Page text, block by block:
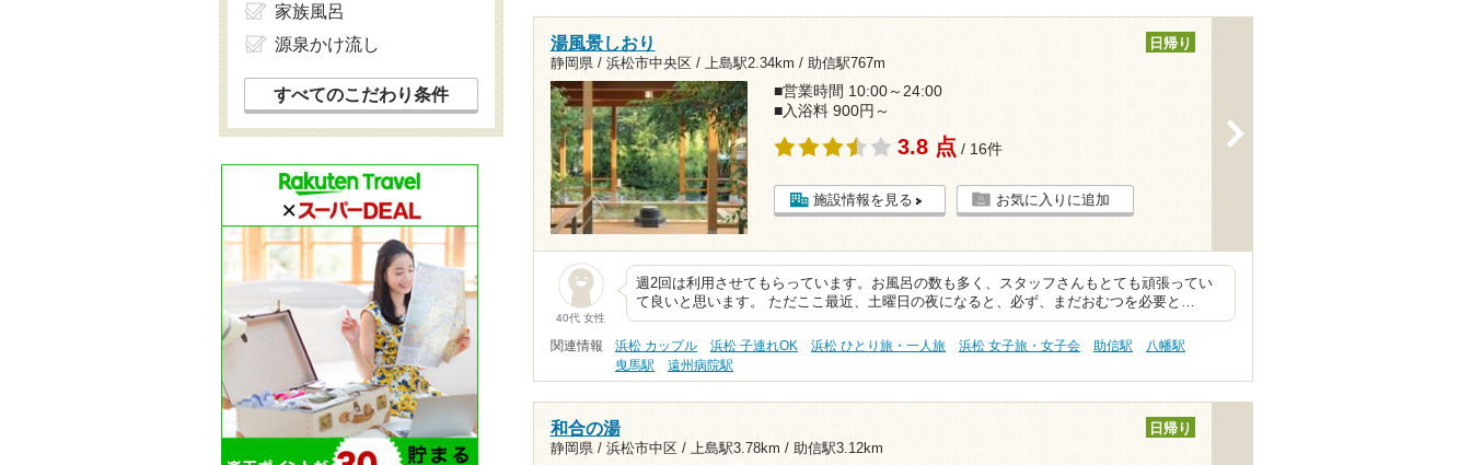
湯風景しおり
静岡県 / 浜松市中央区 / 上島駅2.34km / 助信駅767m
日帰り
■営業時間 10:00～24:00
■入浴料 900円～
3.8 点 / 16件
施設情報を見る お気に入りに追加
40代 女性
週2回は利用させてもらっています。お風呂の数も多く、スタッフさんもとても頑張ってい
て良いと思います。 ただここ最近、土曜日の夜になると、必ず、まだおむつを必要と…
関連情報 浜松 カップル 浜松 子連れOK 浜松 ひとり旅・一人旅 浜松 女子旅・女子会 助信駅
八幡駅
曳馬駅
遠州病院駅
和合の湯
静岡県 / 浜松市中区 / 上島駅3.78km / 助信駅3.12km
日帰り
家族風呂
源泉かけ流し
すべてのこだわり条件